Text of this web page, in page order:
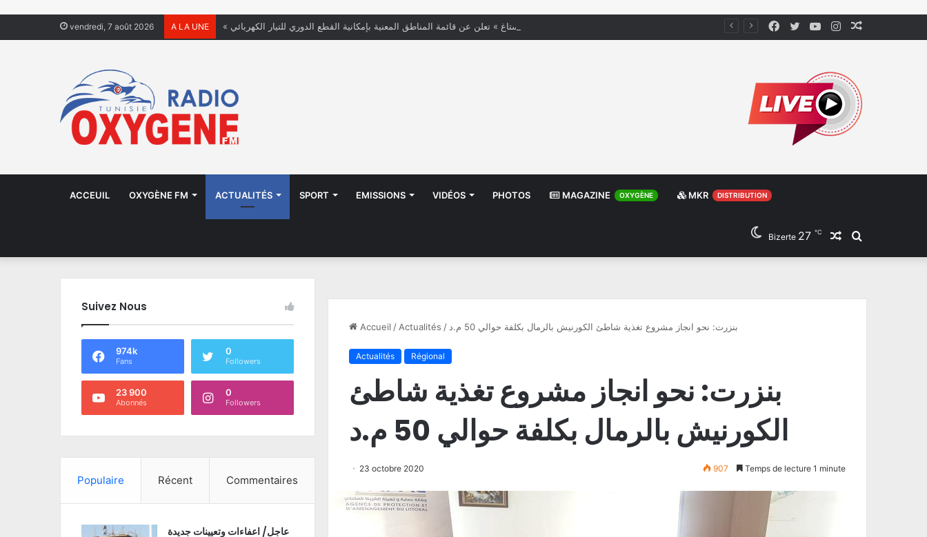
vendredi, 7 août 2026 A LA UNE « الستاغ » تعلن عن قائمة المناطق المعنية بإمكانية القطع الدوري للتيار الكهربائي Instagram
YouTube
Twitter
Facebook
ACCEUIL OXYGÈNE FM ACTUALITÉS SPORT EMISSIONS VIDÉOS PHOTOS MAGAZINE OXYGÈNE MKR DISTRIBUTION
Rechercher
Article
Bizerte 27 ℃
Accueil / Actualités / بنزرت: نحو انجاز مشروع تغذية شاطئ الكورنيش بالرمال بكلفة حوالي 50 م.د
Actualités Régional
بنزرت: نحو انجاز مشروع تغذية شاطئ
الكورنيش بالرمال بكلفة حوالي 50 م.د
23 octobre 2020 907 Temps de lecture 1 minute
Suivez Nous
974k
Fans
0
Followers
23 900
Abonnés
0
Followers
Populaire Récent Commentaires
عاجل/ اعفاءات وتعيينات جديدة